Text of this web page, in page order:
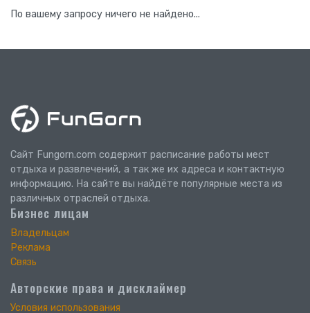
По вашему запросу ничего не найдено...
Сайт Fungorn.com содержит расписание работы мест
отдыха и развлечений, а так же их адреса и контактную
информацию. На сайте вы найдёте популярные места из
различных отраслей отдыха.
Бизнес лицам
Владельцам
Реклама
Связь
Авторские права и дисклаймер
Условия использования